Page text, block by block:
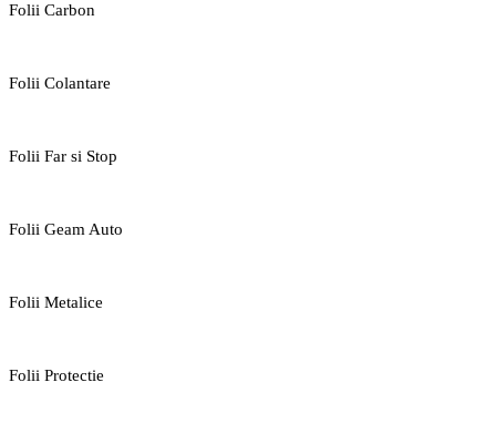
Folii Carbon
Folii Colantare
Folii Far si Stop
Folii Geam Auto
Folii Metalice
Folii Protectie